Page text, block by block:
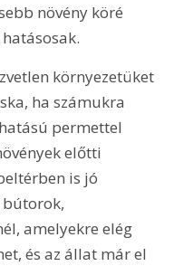
növény köré
környezetüket
ha számukra
permettel
előtti
is jó
bútorok,
amelyekre elég
és az állat már el